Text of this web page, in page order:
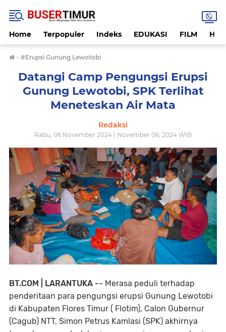
Home Terpopuler Indeks EDUKASI FILM
› #Erupsi Gunung Lewotobi
Datangi Camp Pengungsi Erupsi
Gunung Lewotobi, SPK Terlihat
Meneteskan Air Mata
Redaksi
Rabu, 06 November 2024 | November 06, 2024 WIB
BT.COM | LARANTUKA -- Merasa peduli terhadap
penderitaan para pengungsi erupsi Gunung Lewotobi
di Kabupaten Flores Timur ( Flotim), Calon Gubernur
(Cagub) NTT, Simon Petrus Kamlasi (SPK) akhirnya